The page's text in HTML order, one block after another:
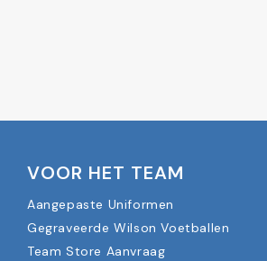
VOOR HET TEAM
Aangepaste Uniformen
Gegraveerde Wilson Voetballen
Team Store Aanvraag